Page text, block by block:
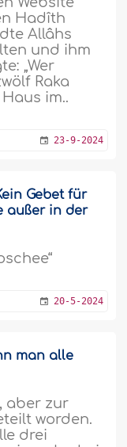
Hadîth
Allâhs
und ihm
„Wer
Raka
im..
23-9-2024
Gebet für
außer in der
20-5-2024
man alle
aber zur
worden.
drei